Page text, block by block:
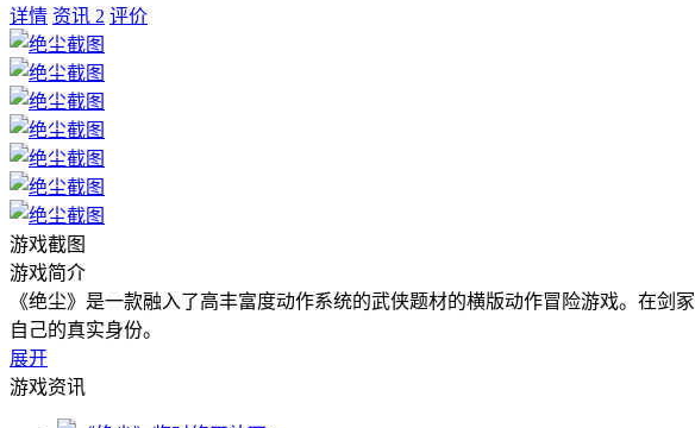
详情 资讯 2 评价
游戏截图
游戏简介
《绝尘》是一款融入了高丰富度动作系统的武侠题材的横版动作冒险游戏。在
自己的真实身份。
展开
游戏资讯